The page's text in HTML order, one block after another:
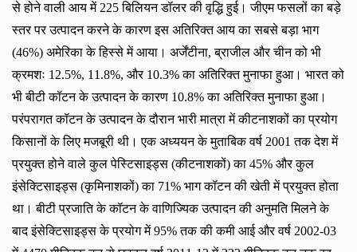
से होने वाली आय में 225 बिलियन डॉलर की वृद्धि हुई। जीएम फसलों का बड़े
स्तर पर उत्पादन करने के कारण इस अतिरिक्त आय का सबसे बड़ा भाग
(46%) अमेरिका के हिस्से में आया। अर्जेंटीना, ब्राजील और चीन को भी
क्रमशः 12.5%, 11.8%, और 10.3% का अतिरिक्त मुनाफा हुआ। भारत को
भी बीटी कॉटन के उत्पादन के कारण 10.8% का अतिरिक्त मुनाफा हुआ।
परंपरागत कॉटन के उत्पादन के दौरान भारी मात्रा में कीटनाशकों का प्रयोग
किसानों के लिए मजबूरी थी। एक अध्ययन के मुताबिक वर्ष 2001 तक देश में
प्रयुक्त होने वाले कुल पेस्टिसाइड्स (कीटनाशकों) का 45% और कुल
इंसेक्टिसाइड्स (कृमिनाशकों) का 71% भाग कॉटन की खेती में प्रयुक्त होता
था। बीटी प्रजाति के कॉटन के वाणिज्यिक उत्पादन की अनुमति मिलने के
बाद इंसेक्टिसाइड्स के प्रयोग में 95% तक की कमी आई और वर्ष 2002-03